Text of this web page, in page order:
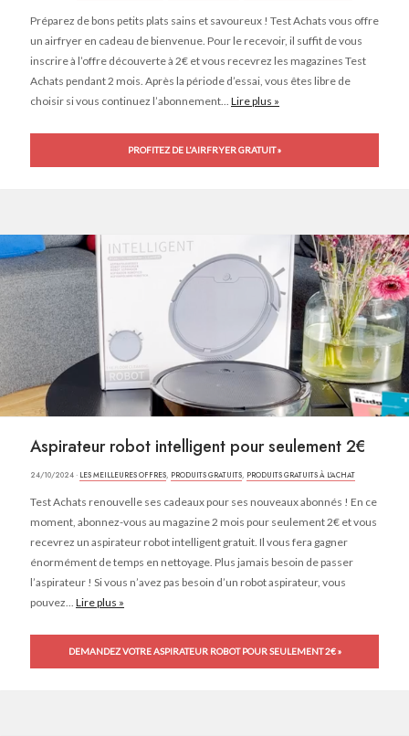
Préparez de bons petits plats sains et savoureux ! Test Achats vous offre
un airfryer en cadeau de bienvenue. Pour le recevoir, il suffit de vous
inscrire à l’offre découverte à 2€ et vous recevrez les magazines Test
Achats pendant 2 mois. Après la période d’essai, vous êtes libre de
choisir si vous continuez l’abonnement... Lire plus »
PROFITEZ DE L'AIRFRYER GRATUIT »
Aspirateur robot intelligent pour seulement 2€
24/10/2024 · LES MEILLEURES OFFRES, PRODUITS GRATUITS, PRODUITS GRATUITS À L'ACHAT
Test Achats renouvelle ses cadeaux pour ses nouveaux abonnés ! En ce
moment, abonnez-vous au magazine 2 mois pour seulement 2€ et vous
recevrez un aspirateur robot intelligent gratuit. Il vous fera gagner
énormément de temps en nettoyage. Plus jamais besoin de passer
l’aspirateur ! Si vous n’avez pas besoin d’un robot aspirateur, vous
pouvez... Lire plus »
DEMANDEZ VOTRE ASPIRATEUR ROBOT POUR SEULEMENT 2€ »